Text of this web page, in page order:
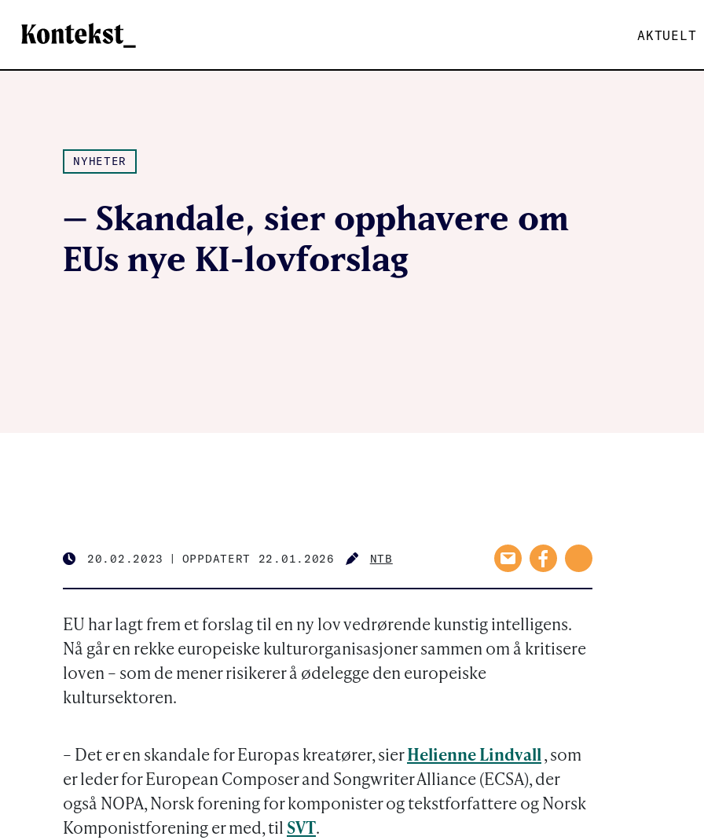
Kontekst AKTUELT
NYHETER
– Skandale, sier opphavere om
EUs nye KI-lovforslag
PUBLISHED
20.02.2023 | OPPDATERT 22.01.2026
AUTHOR
NTB
EU har lagt frem et forslag til en ny lov vedrørende kunstig intelligens.
Nå går en rekke europeiske kulturorganisasjoner sammen om å kritisere
loven – som de mener risikerer å ødelegge den europeiske
kultursektoren.
– Det er en skandale for Europas kreatører, sierHelienne Lindvall, som
er leder for European Composer and Songwriter Alliance (ECSA), der
også NOPA, Norsk forening for komponister og tekstforfattere og Norsk
Komponistforening er med, til SVT.